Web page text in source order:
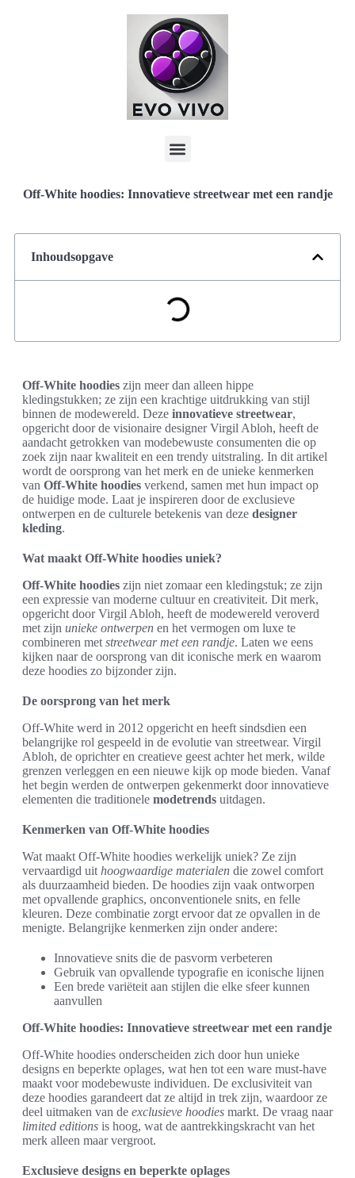
Off-White hoodies: Innovatieve streetwear met een randje
Inhoudsopgave
Off-White hoodies zijn meer dan alleen hippe
kledingstukken; ze zijn een krachtige uitdrukking van stijl
binnen de modewereld. Deze innovatieve streetwear,
opgericht door de visionaire designer Virgil Abloh, heeft de
aandacht getrokken van modebewuste consumenten die op
zoek zijn naar kwaliteit en een trendy uitstraling. In dit artikel
wordt de oorsprong van het merk en de unieke kenmerken
van Off-White hoodies verkend, samen met hun impact op
de huidige mode. Laat je inspireren door de exclusieve
ontwerpen en de culturele betekenis van deze designer
kleding.
Wat maakt Off-White hoodies uniek?
Off-White hoodies zijn niet zomaar een kledingstuk; ze zijn
een expressie van moderne cultuur en creativiteit. Dit merk,
opgericht door Virgil Abloh, heeft de modewereld veroverd
met zijn unieke ontwerpen en het vermogen om luxe te
combineren met streetwear met een randje. Laten we eens
kijken naar de oorsprong van dit iconische merk en waarom
deze hoodies zo bijzonder zijn.
De oorsprong van het merk
Off-White werd in 2012 opgericht en heeft sindsdien een
belangrijke rol gespeeld in de evolutie van streetwear. Virgil
Abloh, de oprichter en creatieve geest achter het merk, wilde
grenzen verleggen en een nieuwe kijk op mode bieden. Vanaf
het begin werden de ontwerpen gekenmerkt door innovatieve
elementen die traditionele modetrends uitdagen.
Kenmerken van Off-White hoodies
Wat maakt Off-White hoodies werkelijk uniek? Ze zijn
vervaardigd uit hoogwaardige materialen die zowel comfort
als duurzaamheid bieden. De hoodies zijn vaak ontworpen
met opvallende graphics, onconventionele snits, en felle
kleuren. Deze combinatie zorgt ervoor dat ze opvallen in de
menigte. Belangrijke kenmerken zijn onder andere:
Innovatieve snits die de pasvorm verbeteren
Gebruik van opvallende typografie en iconische lijnen
Een brede variëteit aan stijlen die elke sfeer kunnen
aanvullen
Off-White hoodies: Innovatieve streetwear met een randje
Off-White hoodies onderscheiden zich door hun unieke
designs en beperkte oplages, wat hen tot een ware must-have
maakt voor modebewuste individuen. De exclusiviteit van
deze hoodies garandeert dat ze altijd in trek zijn, waardoor ze
deel uitmaken van de exclusieve hoodies markt. De vraag naar
limited editions is hoog, wat de aantrekkingskracht van het
merk alleen maar vergroot.
Exclusieve designs en beperkte oplages